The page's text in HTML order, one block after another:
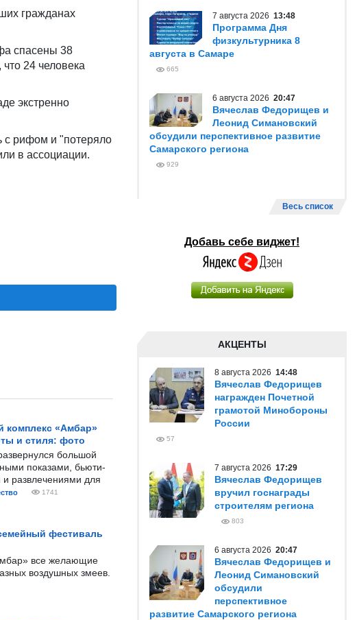
гражданах
спасены 38
24 человека
экстренно
с рифом и "потеряло
в ассоциации.
комплекс «Амбар»
и стиля: фото
большой
показами, бьюти-
и развлечениями для
1741
фестиваль
все желающие
воздушных змеев.
7 августа 2026 13:48
Программа Дня
физкультурника 8
августа в Самаре
665
6 августа 2026 20:47
Вячеслав Федорищев и
Леонид Симановский
обсудили перспективное развитие
Самарского региона
929
Весь список
Добавь себе виджет!
АКЦЕНТЫ
8 августа 2026 14:48
Вячеслав Федорищев
награжден Почетной
грамотой Минобороны
России
57
7 августа 2026 17:29
Вячеслав Федорищев
вручил госнаграды
строителям региона
803
6 августа 2026 20:47
Вячеслав Федорищев и
Леонид Симановский
обсудили
перспективное
развитие Самарского региона